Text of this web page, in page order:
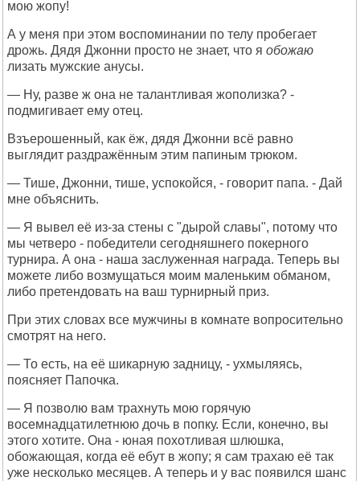
мою жопу!
А у меня при этом воспоминании по телу пробегает
дрожь. Дядя Джонни просто не знает, что я обожаю
лизать мужские анусы.
— Ну, разве ж она не талантливая жополизка? -
подмигивает ему отец.
Взъерошенный, как ёж, дядя Джонни всё равно
выглядит раздражённым этим папиным трюком.
— Тише, Джонни, тише, успокойся, - говорит папа. - Дай
мне объяснить.
— Я вывел её из-за стены с "дырой славы", потому что
мы четверо - победители сегодняшнего покерного
турнира. А она - наша заслуженная награда. Теперь вы
можете либо возмущаться моим маленьким обманом,
либо претендовать на ваш турнирный приз.
При этих словах все мужчины в комнате вопросительно
смотрят на него.
— То есть, на её шикарную задницу, - ухмыляясь,
поясняет Папочка.
— Я позволю вам трахнуть мою горячую
восемнадцатилетнюю дочь в попку. Если, конечно, вы
этого хотите. Она - юная похотливая шлюшка,
обожающая, когда её ебут в жопу; я сам трахаю её так
уже несколько месяцев. А теперь и у вас появился шанс